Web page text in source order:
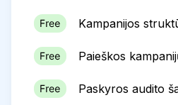
Kampanijos
Paieškos
Paskyros audito